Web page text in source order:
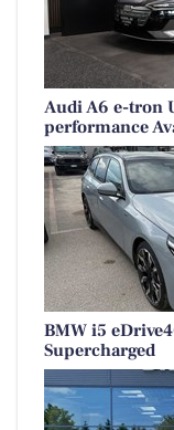
Audi A6 e-tron
performance
BMW i5
Supercharged